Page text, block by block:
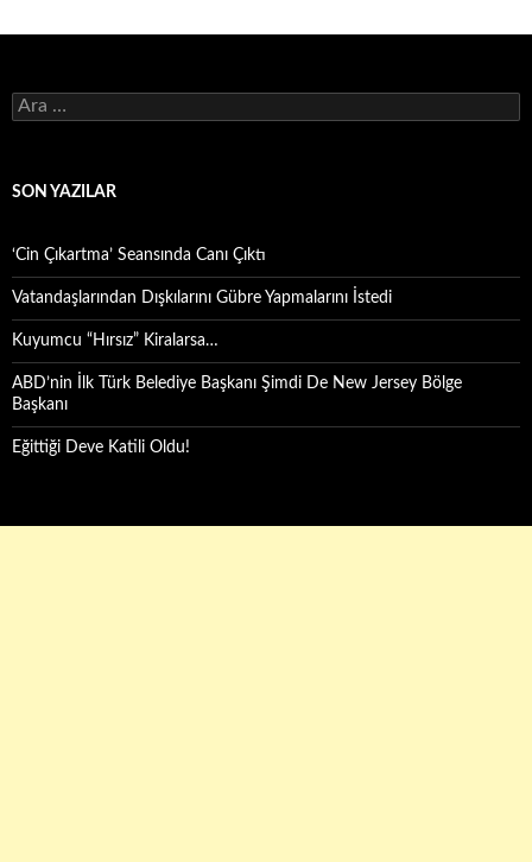
Arama:
SON YAZILAR
‘Cin Çıkartma’ Seansında Canı Çıktı
Vatandaşlarından Dışkılarını Gübre Yapmalarını İstedi
Kuyumcu “Hırsız” Kiralarsa…
ABD’nin İlk Türk Belediye Başkanı Şimdi De New Jersey Bölge
Başkanı
Eğittiği Deve Katili Oldu!